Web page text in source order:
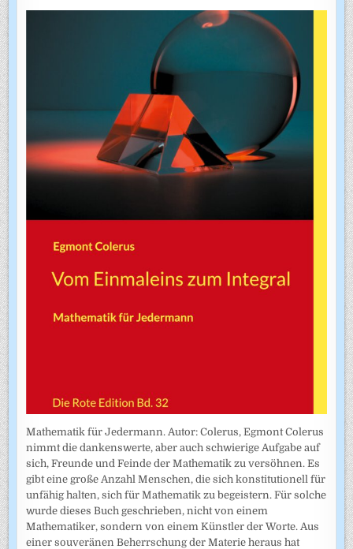
Mathematik für Jedermann. Autor: Colerus, Egmont Colerus
nimmt die dankenswerte, aber auch schwierige Aufgabe auf
sich, Freunde und Feinde der Mathematik zu versöhnen. Es
gibt eine große Anzahl Menschen, die sich konstitutionell für
unfähig halten, sich für Mathematik zu begeistern. Für solche
wurde dieses Buch geschrieben, nicht von einem
Mathematiker, sondern von einem Künstler der Worte. Aus
einer souveränen Beherrschung der Materie heraus hat